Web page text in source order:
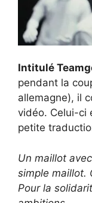
Intitulé
pendant la
allemagne), il
vidéo. Celui-ci
petite
Un maillot
simple maillot.
Pour la